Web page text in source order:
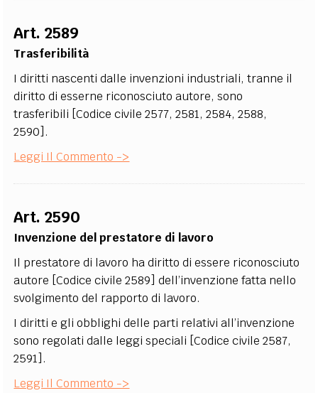
Art. 2589
Trasferibilità
I diritti nascenti dalle invenzioni industriali, tranne il
diritto di esserne riconosciuto autore, sono
trasferibili [Codice civile 2577, 2581, 2584, 2588,
2590].
Leggi Il Commento ->
Art. 2590
Invenzione del prestatore di lavoro
Il prestatore di lavoro ha diritto di essere riconosciuto
autore [Codice civile 2589] dell’invenzione fatta nello
svolgimento del rapporto di lavoro.
I diritti e gli obblighi delle parti relativi all’invenzione
sono regolati dalle leggi speciali [Codice civile 2587,
2591].
Leggi Il Commento ->